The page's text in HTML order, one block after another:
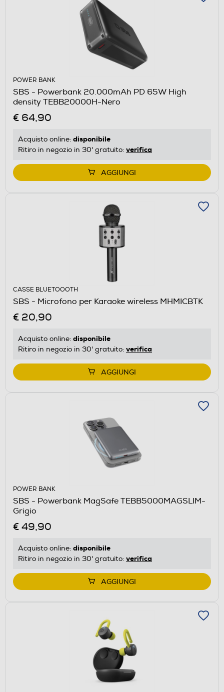
POWER BANK
SBS - Powerbank 20.000mAh PD 65W High
density TEBB20000H-Nero
€ 64,90
Acquisto online: disponibile
Ritiro in negozio in 30' gratuito: verifica
AGGIUNGI
CASSE BLUETOOOTH
SBS - Microfono per Karaoke wireless MHMICBTK
€ 20,90
Acquisto online: disponibile
Ritiro in negozio in 30' gratuito: verifica
AGGIUNGI
POWER BANK
SBS - Powerbank MagSafe TEBB5000MAGSLIM-
Grigio
€ 49,90
Acquisto online: disponibile
Ritiro in negozio in 30' gratuito: verifica
AGGIUNGI